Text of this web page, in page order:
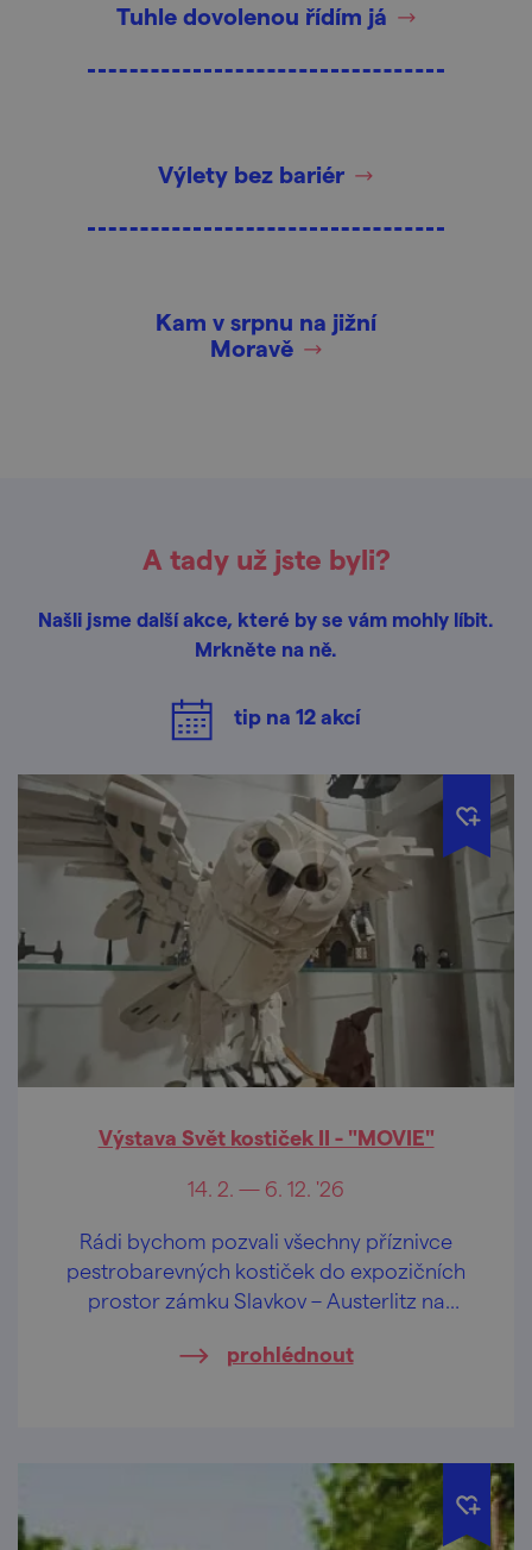
Tuhle dovolenou řídím já
Výlety bez bariér
Kam v srpnu na jižní
Moravě
A tady už jste byli?
Našli jsme další akce, které by se vám mohly líbit.
Mrkněte na ně.
tip na 12akcí
Výstava Svět kostiček II - "MOVIE"
14. 2. — 6. 12. '26
Rádi bychom pozvali všechny příznivce
pestrobarevných kostiček do expozičních
prostor zámku Slavkov – Austerlitz na
stavebnice LEGO® s názvem „LEGO®
prohlédnout